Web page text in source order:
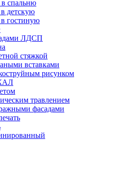
спальню
детскую
гостиную
ЛДСП
стяжкой
вставками
рисунком
травлением
фасадами